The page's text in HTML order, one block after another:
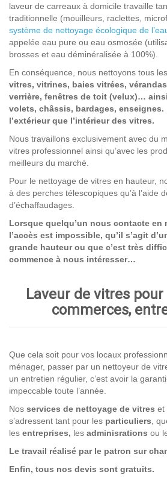
laveur de carreaux à domicile travaille
traditionnelle (mouilleurs, raclettes,
système de nettoyage écologique de
appelée eau pure ou eau osmosée
brosses et eau déminéralisée à 100%).
En conséquence, nous nettoyons tous
vitres, vitrines, baies vitrées,
verrière, fenêtres de toit (velux)…
volets, châssis, bardages,
l’extérieur que l’intérieur des vitres.
Nous travaillons exclusivement avec du
vitres professionnel ainsi qu’avec les
meilleurs du marché.
Pour le nettoyage de vitres en hauteur,
à des perches télescopiques qu’à l’aide
d’échaffaudages.
Lorsque quelqu’un nous contacte en
l’accès est impossible, qu’il s’agit
grande hauteur ou que c’est très
commence à nous intéresser…
Laveur de vitres
commerces,
Que cela soit pour vos locaux
ménager, passer par un nettoyeur de
un entretien régulier, c’est avoir la
impeccable toute l’année.
Nos services de nettoyage de vitres et
s’adressent tant pour les particuliers ,
les entreprises, les adminisrations ou
Le travail réalisé par le patron sur
Enfin, tous nos devis sont gratuits.